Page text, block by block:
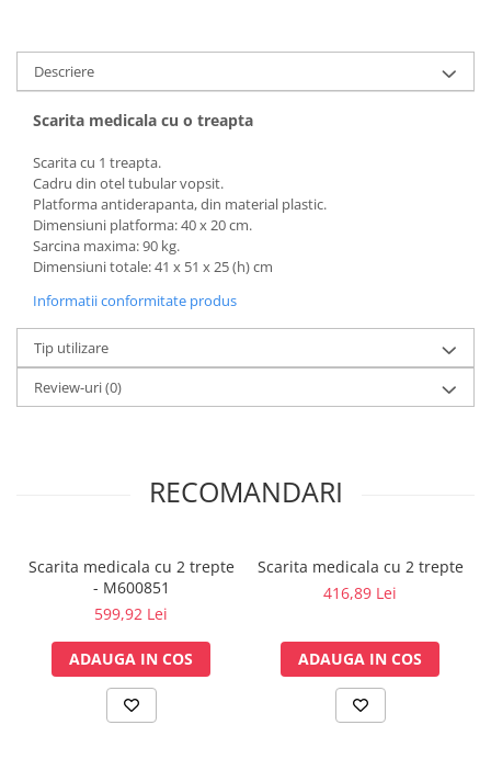
Garouri
Ochelari de protectie
Gel ECO
Electrozi ECG / EKG
Sonde TOCO
Sonde US
Vase
Turbine
Spirometre
Filtre antibacteriene
Piese bucale
Investigare si diagnostic
Audiometre
Laringoscoape
Oglinzi/Lampi frontale
Diapazon
Set ORL/Oftalmo
Lampi examinare
Testare reflexe
Descriere
Scarita medicala cu o treapta
Scarita cu 1 treapta.
Cadru din otel tubular vopsit.
Platforma antiderapanta, din material plastic.
Dimensiuni platforma: 40 x 20 cm.
Sarcina maxima: 90 kg.
Dimensiuni totale: 41 x 51 x 25 (h) cm
Informatii conformitate produs
Tip utilizare
Review-uri(0)
RECOMANDARI
Scarita medicala cu 2 trepte
- M600851
599,92 Lei
ADAUGA IN COS
Scarita medicala cu 2 trepte
416,89 Lei
ADAUGA IN COS